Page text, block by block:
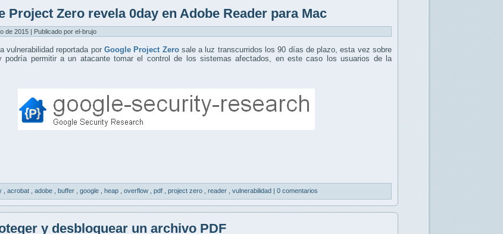
Project Zero revela 0day en Adobe Reader para Mac
de 2015 | Publicado por el-brujo
vulnerabilidad reportada por Google Project Zerosale a luz transcurridos los 90 días de plazo, esta vez sobre
podría permitir a un atacante tomar el control de los sistemas afectados, en este caso los usuarios de la
acrobat adobe buffer google heap overflow pdf project zero reader vulnerabilidad | 0 comentarios
y desbloquear un archivo PDF